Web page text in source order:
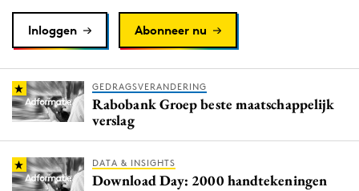
Reputatie & crisis
Inloggen Abonneer nu
GEDRAGSVERANDERING
Rabobank Groep beste maatschappelijk
verslag
DATA & INSIGHTS
Download Day: 2000 handtekeningen